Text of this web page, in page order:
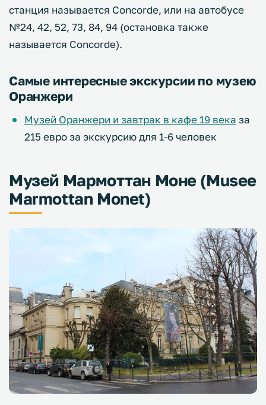
станция называется Concorde, или на автобусе
№24, 42, 52, 73, 84, 94 (остановка также
называется Concorde).
Самые интересные экскурсии по музею
Оранжери
Музей Оранжери и завтрак в кафе 19 века за
215 евро за экскурсию для 1-6 человек
Музей Мармоттан Моне (Musee
Marmottan Monet)